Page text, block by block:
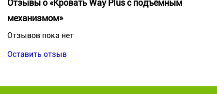
Отзывы о «Кровать Way Plus с подъёмным
механизмом»
Отзывов пока нет
Оставить отзыв